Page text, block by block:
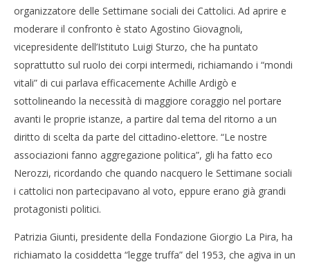
organizzatore delle Settimane sociali dei Cattolici. Ad aprire e
moderare il confronto è stato Agostino Giovagnoli,
vicepresidente dell’Istituto Luigi Sturzo, che ha puntato
soprattutto sul ruolo dei corpi intermedi, richiamando i “mondi
vitali” di cui parlava efficacemente Achille Ardigò e
sottolineando la necessità di maggiore coraggio nel portare
avanti le proprie istanze, a partire dal tema del ritorno a un
diritto di scelta da parte del cittadino-elettore. “Le nostre
associazioni fanno aggregazione politica”, gli ha fatto eco
Nerozzi, ricordando che quando nacquero le Settimane sociali
i cattolici non partecipavano al voto, eppure erano già grandi
protagonisti politici.
Patrizia Giunti, presidente della Fondazione Giorgio La Pira, ha
richiamato la cosiddetta “legge truffa” del 1953, che agiva in un